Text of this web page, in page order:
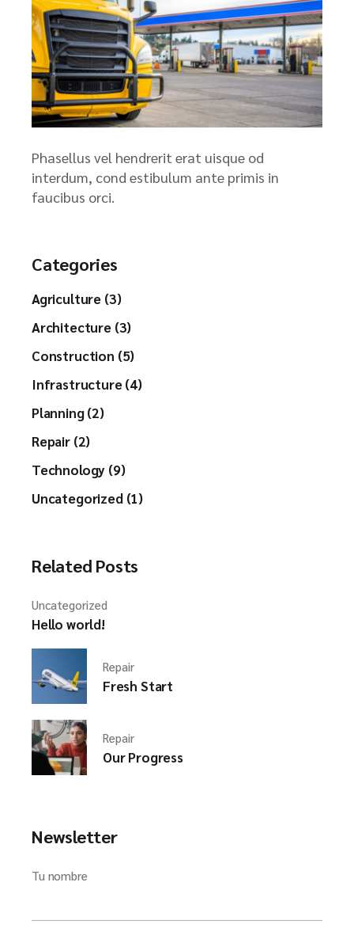
Phasellus vel hendrerit erat uisque od
interdum, cond estibulum ante primis in
faucibus orci.
Categories
Agriculture (3)
Architecture (3)
Construction (5)
Infrastructure (4)
Planning (2)
Repair (2)
Technology (9)
Uncategorized (1)
Related Posts
Uncategorized
Hello world!
Repair
Fresh Start
Repair
Our Progress
Newsletter
Tu nombre